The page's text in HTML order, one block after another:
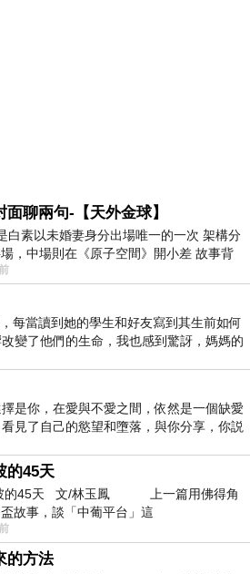
面聊兩句-【天外金球】
白素以未婚妻身分出場唯一的一次 架構分
場，中場則在《原子空間》開小差 故事背
藏境外流亡 地下組織
每當讀到她的學生和好友寫到其生前如何
變了他們的生命，我也感到驚訝，媽媽的
是你，在愛與不愛之間，依然是一個缺愛
見了自己的慾望和墮落，與你分享，你説
的45天
的45天 文/林玉鳳 上一篇用佛得角
故事，談「中葡平台」這
的方法